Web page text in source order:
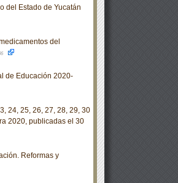
del Estado de Yucatán
del
de Educación 2020-
24, 25, 26, 27, 28, 29, 30
2020, publicadas el 30
Reformas y